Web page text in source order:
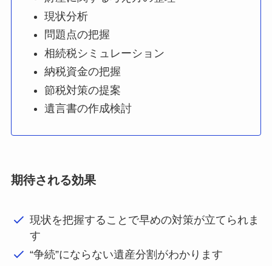
現状分析
問題点の把握
相続税シミュレーション
納税資金の把握
節税対策の提案
遺言書の作成検討
期待される効果
現状を把握することで早めの対策が立てられま
す
“争続”にならない遺産分割がわかります